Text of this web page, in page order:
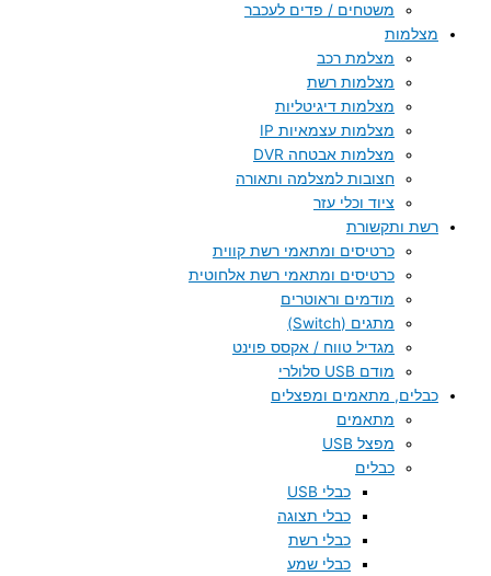
משטחים / פדים לעכבר
מצלמות
מצלמת רכב
מצלמות רשת
מצלמות דיגיטליות
מצלמות עצמאיות IP
מצלמות אבטחה DVR
חצובות למצלמה ותאורה
ציוד וכלי עזר
רשת ותקשורת
כרטיסים ומתאמי רשת קווית
כרטיסים ומתאמי רשת אלחוטית
מודמים וראוטרים
מתגים (Switch)
מגדיל טווח / אקסס פוינט
מודם USB סלולרי
כבלים, מתאמים ומפצלים
מתאמים
מפצל USB
כבלים
כבלי USB
כבלי תצוגה
כבלי רשת
כבלי שמע